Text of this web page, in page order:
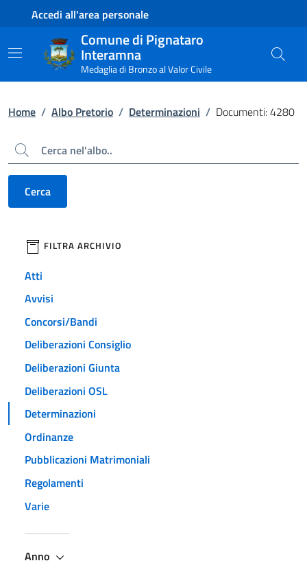
Contenuto principale
Piede di paginaAccedi all'area personale
Comune di Pignataro
Interamna
Medaglia di Bronzo al Valor Civile
Home / Albo Pretorio / Determinazioni / Documenti: 4280
Cerca
Cerca
filtri da applicare
FILTRA ARCHIVIO
Atti
Avvisi
Concorsi/Bandi
Deliberazioni Consiglio
Deliberazioni Giunta
Deliberazioni OSL
Determinazioni
Ordinanze
Pubblicazioni Matrimoniali
Regolamenti
Varie
Anno